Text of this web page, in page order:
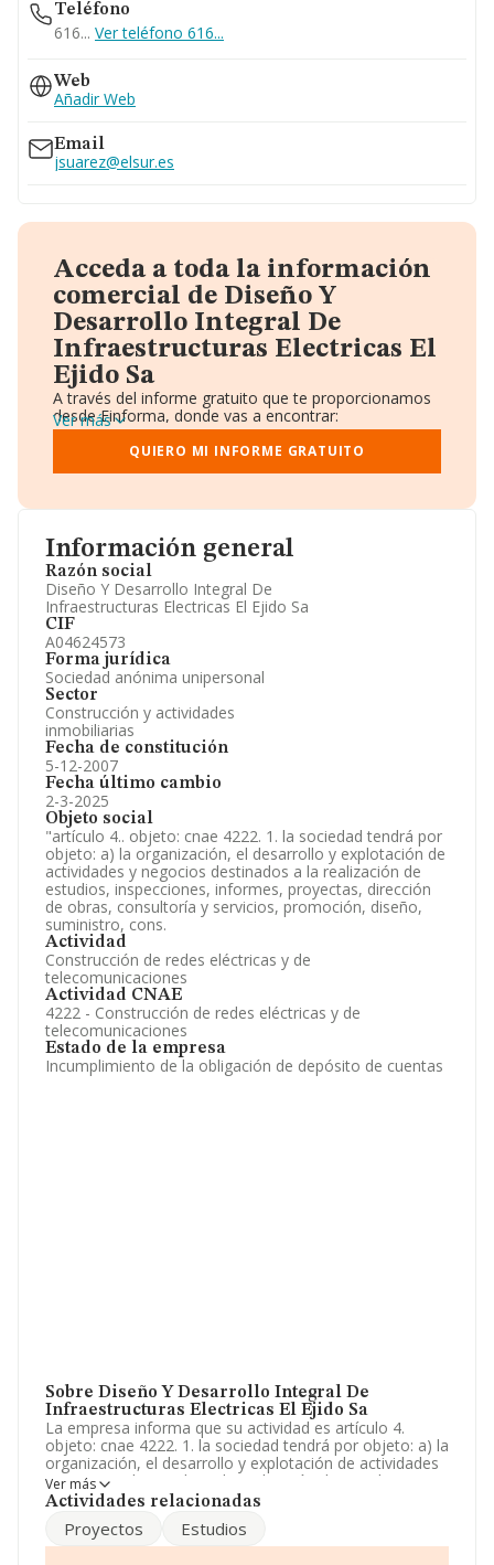
Información general
Razón social
Diseño Y Desarrollo Integral De
Infraestructuras Electricas El Ejido Sa
CIF
A04624573
Forma jurídica
Sociedad anónima unipersonal
Sector
Construcción y actividades
inmobiliarias
Fecha de constitución
5-12-2007
Fecha último cambio
2-3-2025
Objeto social
"artículo 4.. objeto: cnae 4222. 1. la sociedad tendrá por
objeto: a) la organización, el desarrollo y explotación de
actividades y negocios destinados a la realización de
estudios, inspecciones, informes, proyectas, dirección
de obras, consultoría y servicios, promoción, diseño,
suministro, cons.
Actividad
Construcción de redes eléctricas y de
telecomunicaciones
Actividad CNAE
4222 - Construcción de redes eléctricas y de
telecomunicaciones
Estado de la empresa
Incumplimiento de la obligación de depósito de cuentas
Sobre Diseño Y Desarrollo Integral De
Infraestructuras Electricas El Ejido Sa
La empresa informa que su actividad es artículo 4.
objeto: cnae 4222. 1. la sociedad tendrá por objeto: a) la
organización, el desarrollo y explotación de actividades
y negocios destinados a la realización de estudios,
inspecciones, informes, proyectas, dirección de obras,
cons. La empresa aparece inscrita en el Registro
Mercantil como Sociedad Anónima. Clasifica su
Ver más
Actividades relacionadas
Proyectos Estudios
Teléfono
616... Ver teléfono 616...
Web
Añadir Web
Email
jsuarez@elsur.es
Acceda a toda la información
comercial de Diseño Y
Desarrollo Integral De
Infraestructuras Electricas El
Ejido Sa
A través del informe gratuito que te proporcionamos
desde Einforma, donde vas a encontrar:
Datos identificativos: Denominación, CIF,
Teléfono, Domicilio.
Informe Mercantil Completo (BORME).
Accionistas.
Participaciones y Vinculaciones en otras empresas.
Artículos de prensa publicados sobre la empresa.
Información oficial y registral complementaria.
Ver más
QUIERO MI INFORME GRATUITO